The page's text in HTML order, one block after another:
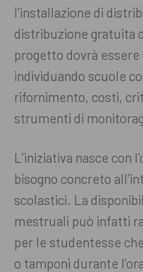
l’installazione di
distribuzione gratuita
progetto dovrà
individuando scuole
rifornimento, costi,
strumenti di
L’iniziativa nasce con
bisogno concreto
scolastici. La
mestruali può infatti
per le studentesse
o tamponi durante